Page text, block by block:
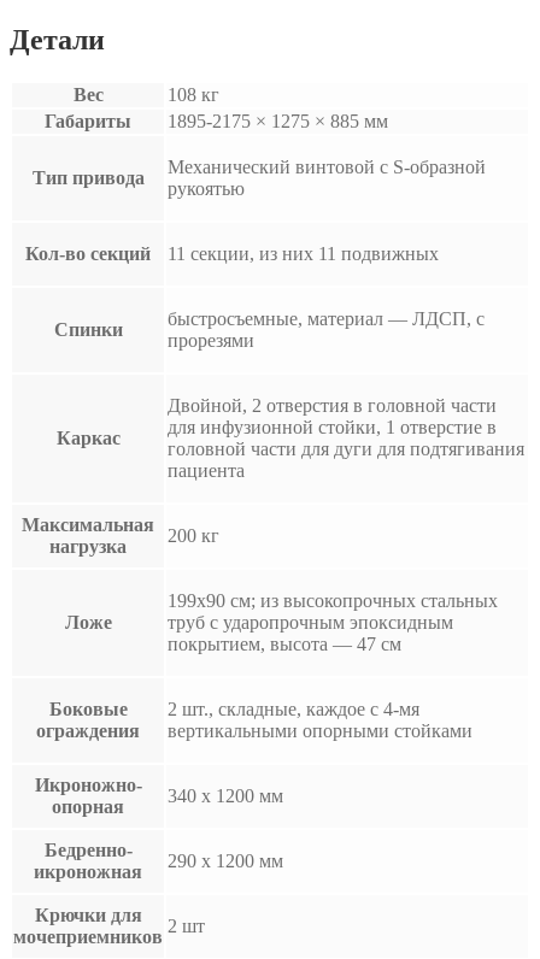
Детали
Вес
108 кг
Габариты
1895-2175 × 1275 × 885 мм
Тип привода
Механический винтовой с S-образной
рукоятью
Кол-во секций 11 секции, из них 11 подвижных
Спинки
быстросъемные, материал — ЛДСП, с
прорезями
Каркас
Двойной, 2 отверстия в головной части
для инфузионной стойки, 1 отверстие в
головной части для дуги для подтягивания
пациента
Максимальная
нагрузка
200 кг
Ложе
199х90 см; из высокопрочных стальных
труб с ударопрочным эпоксидным
покрытием, высота — 47 см
Боковые
ограждения
2 шт., складные, каждое с 4-мя
вертикальными опорными стойками
Икроножно-
опорная
340 x 1200 мм
Бедренно-
икроножная
290 x 1200 мм
Крючки для
мочеприемников
2 шт